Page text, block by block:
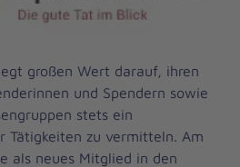
großen Wert darauf, ihren
und Spendern sowie
stets ein
Tätigkeiten zu vermitteln. Am
als neues Mitglied in den